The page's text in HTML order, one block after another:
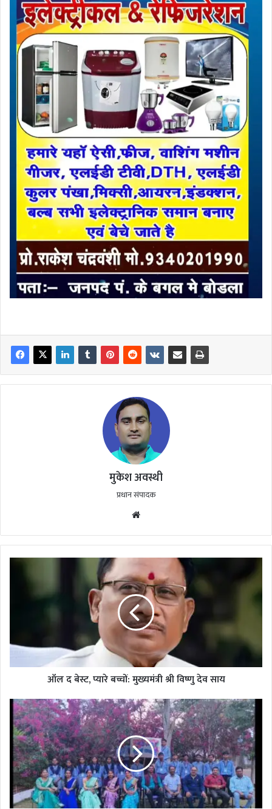
मुकेश अवस्थी
प्रधान संपादक
ऑल
श्री
विष्णु
देव
ऑल द बेस्ट, प्यारे बच्चों: मुख्यमंत्री श्री विष्णु देव साय
बैरख
हाई
स्कूल
में
विदाई
समारोह
संपन्न